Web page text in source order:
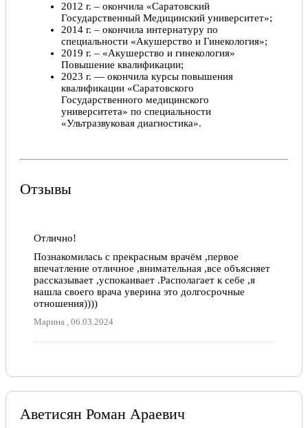
2012 г. – окончила «Саратовский
Государственный Медицинский университет»;
2014 г. – окончила интернатуру по
специальности «Акушерство и Гинекология»;
2019 г. – «Акушерство и гинекология»
Повышение квалификации;
2023 г. — окончила курсы повышения
квалификации «Саратовского
Государственного медицинского
университета» по специальности
«Ультразвуковая диагностика».
Отзывы
Отлично!
Познакомилась с прекрасным врачём ,первое
впечатление отличное ,внимательная ,все объясняет
рассказывает ,успокаивает .Располагает к себе ,я
нашла своего врача уверина это долгосрочные
отношения))))
Марина , 06.03.2024
Аветисян Роман Араевич